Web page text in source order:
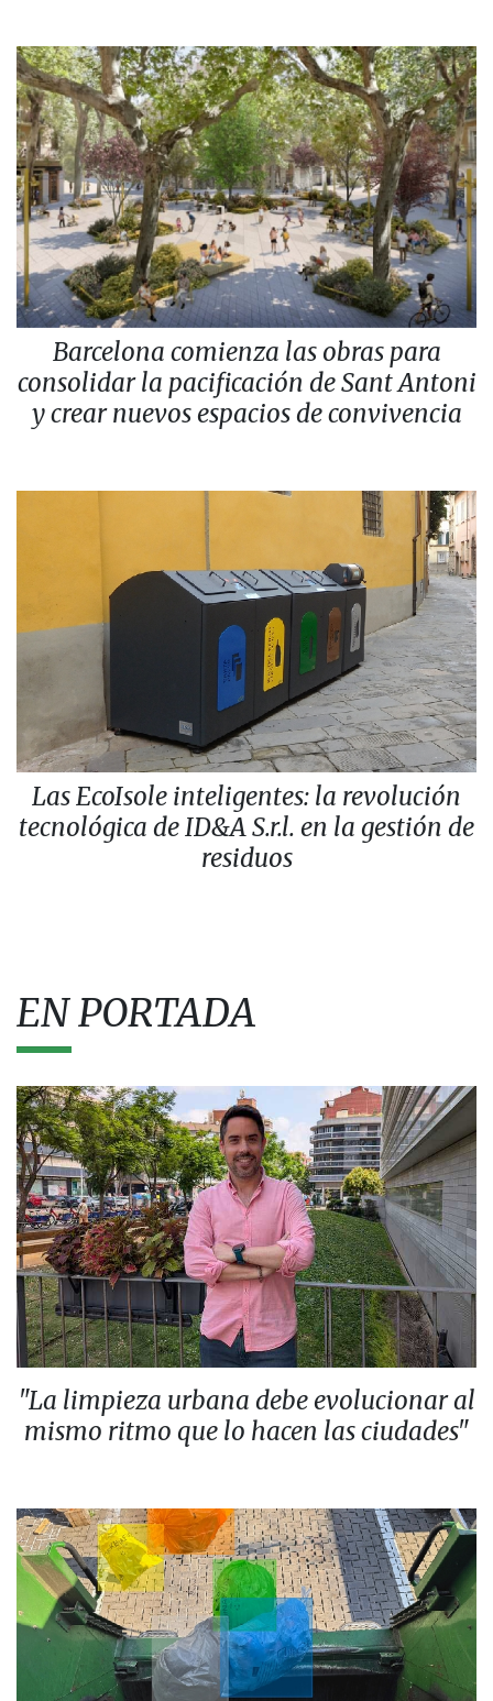
Barcelona comienza las obras para
consolidar la pacificación de Sant Antoni
y crear nuevos espacios de convivencia
Las EcoIsole inteligentes: la revolución
tecnológica de ID&A S.r.l. en la gestión de
residuos
EN PORTADA
"La limpieza urbana debe evolucionar al
mismo ritmo que lo hacen las ciudades"